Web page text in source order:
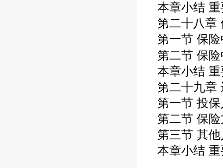
本章小结
第二十八章
第一节 保
第二节 保
本章小结
第二十九章
第一节 投
第二节 保
第三节 其
本章小结